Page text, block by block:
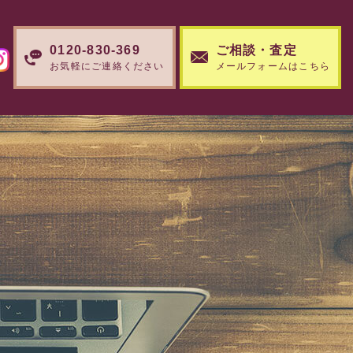
0120-830-369
お気軽にご連絡ください
ご相談・査定
メールフォームはこちら